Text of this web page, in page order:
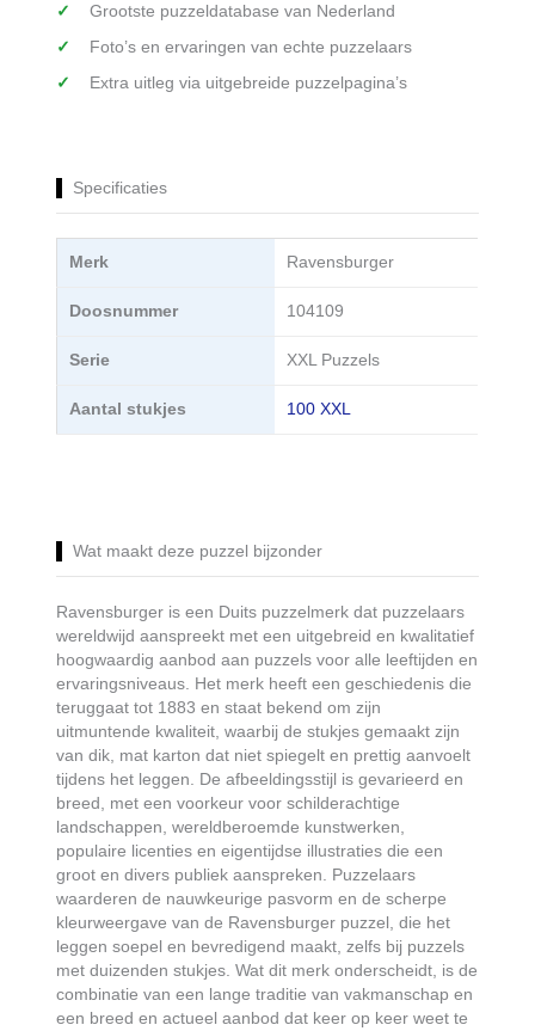
Grootste puzzeldatabase van Nederland
Foto’s en ervaringen van echte puzzelaars
Extra uitleg via uitgebreide puzzelpagina’s
Specificaties
Merk Ravensburger
Doosnummer 104109
Serie XXL Puzzels
Aantal stukjes 100 XXL
Wat maakt deze puzzel bijzonder
Ravensburger is een Duits puzzelmerk dat puzzelaars
wereldwijd aanspreekt met een uitgebreid en kwalitatief
hoogwaardig aanbod aan puzzels voor alle leeftijden en
ervaringsniveaus. Het merk heeft een geschiedenis die
teruggaat tot 1883 en staat bekend om zijn
uitmuntende kwaliteit, waarbij de stukjes gemaakt zijn
van dik, mat karton dat niet spiegelt en prettig aanvoelt
tijdens het leggen. De afbeeldingsstijl is gevarieerd en
breed, met een voorkeur voor schilderachtige
landschappen, wereldberoemde kunstwerken,
populaire licenties en eigentijdse illustraties die een
groot en divers publiek aanspreken. Puzzelaars
waarderen de nauwkeurige pasvorm en de scherpe
kleurweergave van de Ravensburger puzzel, die het
leggen soepel en bevredigend maakt, zelfs bij puzzels
met duizenden stukjes. Wat dit merk onderscheidt, is de
combinatie van een lange traditie van vakmanschap en
een breed en actueel aanbod dat keer op keer weet te